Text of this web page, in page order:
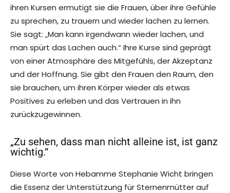
ihren Kursen ermutigt sie die Frauen, über ihre Gefühle
zu sprechen, zu trauern und wieder lachen zu lernen.
Sie sagt: „Man kann irgendwann wieder lachen, und
man spürt das Lachen auch.“ Ihre Kurse sind geprägt
von einer Atmosphäre des Mitgefühls, der Akzeptanz
und der Hoffnung. Sie gibt den Frauen den Raum, den
sie brauchen, um ihren Körper wieder als etwas
Positives zu erleben und das Vertrauen in ihn
zurückzugewinnen.
„Zu sehen, dass man nicht alleine ist, ist ganz
wichtig.“
Diese Worte von Hebamme Stephanie Wicht bringen
die Essenz der Unterstützung für Sternenmütter auf